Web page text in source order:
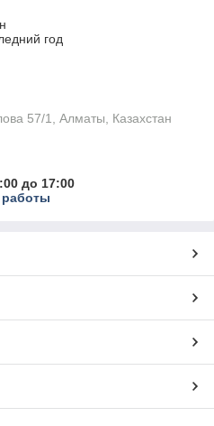
год
57/1, Алматы, Казахстан
до 17:00
работы